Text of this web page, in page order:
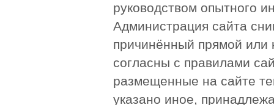
руководством опытного
Администрация сайта
причинённый прямой или
согласны с правилами
размещенные на сайте
указано иное,